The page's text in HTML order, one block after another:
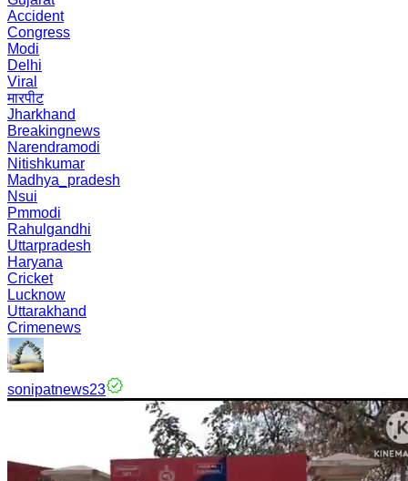
Accident
Congress
Modi
Delhi
Viral
मारपीट
Jharkhand
Breakingnews
Narendramodi
Nitishkumar
Madhya_pradesh
Nsui
Pmmodi
Rahulgandhi
Uttarpradesh
Haryana
Cricket
Lucknow
Uttarakhand
Crimenews
sonipatnews23